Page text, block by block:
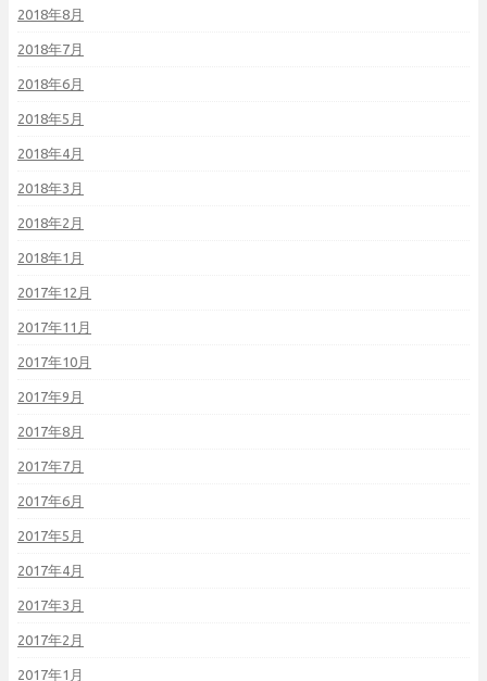
2018年8月
2018年7月
2018年6月
2018年5月
2018年4月
2018年3月
2018年2月
2018年1月
2017年12月
2017年11月
2017年10月
2017年9月
2017年8月
2017年7月
2017年6月
2017年5月
2017年4月
2017年3月
2017年2月
2017年1月